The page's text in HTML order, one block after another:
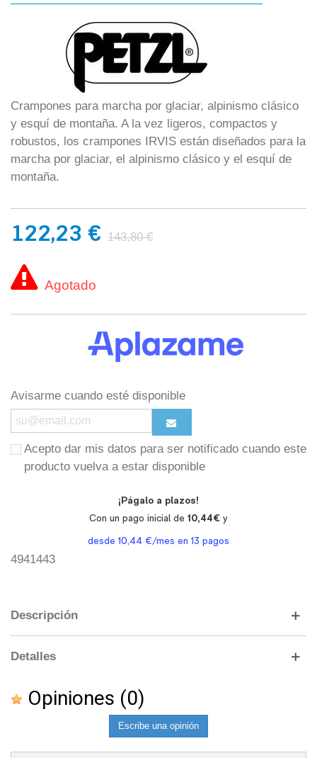
Crampones para marcha por glaciar, alpinismo clásico
y esquí de montaña. A la vez ligeros, compactos y
robustos, los crampones IRVIS están diseñados para la
marcha por glaciar, el alpinismo clásico y el esquí de
montaña.
122,23 € 143,80 €
Agotado
Avisarme cuando esté disponible
Acepto dar mis datos para ser notificado cuando este
producto vuelva a estar disponible
4941443
Descripción
Detalles
Opiniones (0)
Escribe una opinión